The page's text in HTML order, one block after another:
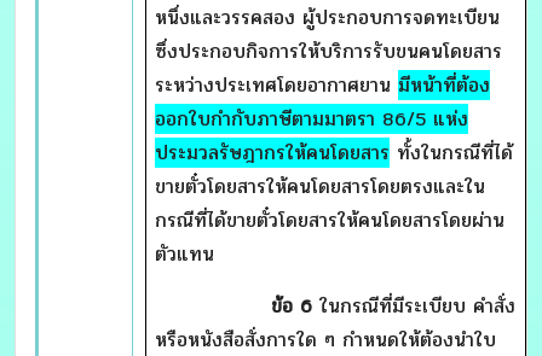
หนึ่งและวรรคสอง ผู้ประกอบการจดทะเบียน
ซึ่งประกอบกิจการให้บริการรับขนคนโดยสาร
ระหว่างประเทศโดยอากาศยาน มีหน้าที่ต้อง
ออกใบกำกับภาษีตามมาตรา 86/5 แห่ง
ประมวลรัษฎากรให้คนโดยสาร ทั้งในกรณีที่ได้
ขายตั๋วโดยสารให้คนโดยสารโดยตรงและใน
กรณีที่ได้ขายตั๋วโดยสารให้คนโดยสารโดยผ่าน
ตัวแทน
ข้อ 6ในกรณีที่มีระเบียบ คำสั่ง
หรือหนังสือสั่งการใด ๆ กำหนดให้ต้องนำใบ